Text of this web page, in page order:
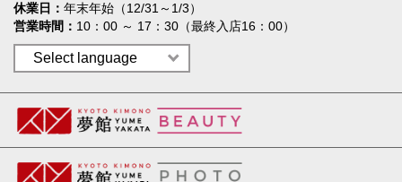
休業日
年末年始（12/31～1/3）
営業時間
10：00 ～ 17：30（最終入店16：00）